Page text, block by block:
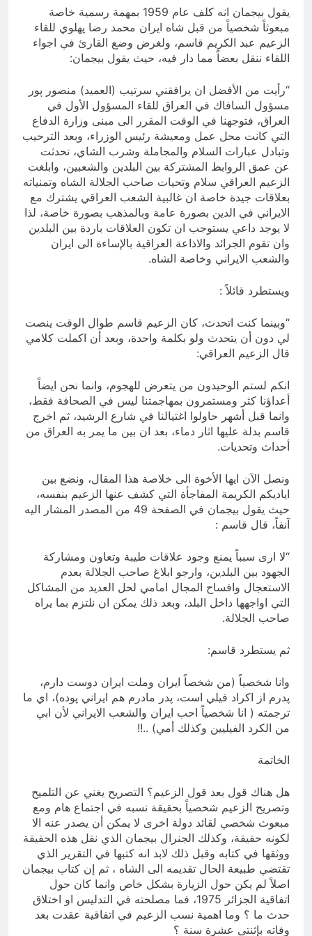
يقول بيجمان انه كلف عام 1959 بمهمة رسمية خاصة
مبعوثاً شخصياً من قبل شاه ايران محمد رضا پهلوي للقاء
الزعيم عبد الكريم قاسم، ولغرض وضع القارئ في اجواء
اللقاء ننقل بعضاً مما دار فيه، حيث يقول بيجمان:
“رأيت من الأفضل ان يرافقني سرتيب (العميد) منصور پور
مسؤول السافاك في العراق للقاء المسؤول الأول في
العراق، فتوجهنا في الوقت المقرر الى مبنى وزارة الدفاع
التي كانت محل عمل ومعيشة رئيس الوزراء، وبعد الترحيب
وتبادل عبارات السلام والمجاملة وشرب الشاي، تحدثت
عن عمق الروابط المشتركة بين البلدين والشعبين، وابلغت
الزعيم العراقي سلام وتحيات صاحب الجلالة الشاه وتمنياته
بعلاقات جيدة خاصة ان غالبية الشعب العراقي يشترك مع
الايراني في الدين بصورة عامة وبالمذهب بصورة خاصة، لذا
لا يوجد داعي يستوجب ان تكون العلاقات باردة بين البلدين
وان تقوم الجرائد والاذاعة العراقية بالإساءة الى ايران
والشعب الايراني وخاصة الشاه.
ويستطرد قائلاً :
“وبينما كنت اتحدث، كان الزعيم قاسم طوال الوقت ينصت
لي دون أن يتحدث ولو بكلمة واحدة، وبعد أن اكملت كلامي
قال الزعيم العراقي:
انكم لستم الوحيدون من يتعرض للهجوم، وانما نحن ايضاً
أعداؤنا كثر ومستمرون بمهاجمتنا ليس في الصحافة فقط،
وانما قبل أشهر حاولوا اغتيالنا في شارع الرشيد، ثم اخرج
قاسم بدلة عليها اثار دماء، بعد ان بين ما يمر به العراق من
أحداث وتحديات.
ونصل الآن ايها الأخوة الى خلاصة هذا المقال، ونضع بين
اياديكم الكريمة المفاجأة التي كشف عنها الزعيم بنفسه،
حيث يقول بيجمان في الصفحة 49 من المصدر المشار اليه
آنفاً، قال قاسم :
“لا ارى سبباً يمنع وجود علاقات طيبة وتعاون ومشاركة
الجهود بين البلدين، وارجو ابلاغ صاحب الجلالة بعدم
الاستعجال وافساح المجال امامي لحل العديد من المشاكل
التي اواجهها داخل البلد، وبعد ذلك يمكن ان نلتزم بما يراه
صاحب الجلالة.
ثم يستطرد قاسم:
وانا شخصياً (من شخصاً ايران وملت ايران دوست دارم،
پدرم از اكراد فيلي است، پدر مادرم هم ايراني پوده)، اي ما
ترجمته ( انا شخصياً احب ايران والشعب الايراني لأن ابي
من الكرد الفيليين وكذلك أمي) ..!!
الخاتمة
هل هناك قول بعد قول الزعيم؟ التصريح يغني عن التلميح
وتصريح الزعيم شخصياً بحقيقة نسبه في اجتماع هام ومع
مبعوث شخصي لقائد دولة اخرى لا يمكن أن يصدر عنه الا
لكونه حقيقة، وكذلك الجنرال بيجمان الذي نقل هذه الحقيقة
ووثقها في كتابه وقبل ذلك لابد انه كتبها في التقرير الذي
تقتضي طبيعة الحال تقديمه الى الشاه ، ثم إن كتاب بيجمان
اصلاً لم يكن حول الزيارة بشكل خاص وانما كان حول
اتفاقية الجزائر 1975، فما مصلحته في التدليس او اختلاق
حدث ما ؟ وما اهمية نسب الزعيم في اتفاقية عقدت بعد
وفاته بإثنتي عشرة سنة ؟